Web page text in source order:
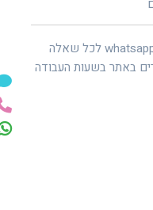
ניתן ליצור אתנו קשר טלפוני או ב whatsapp לכל שאלה
באתר בשעות העבודה